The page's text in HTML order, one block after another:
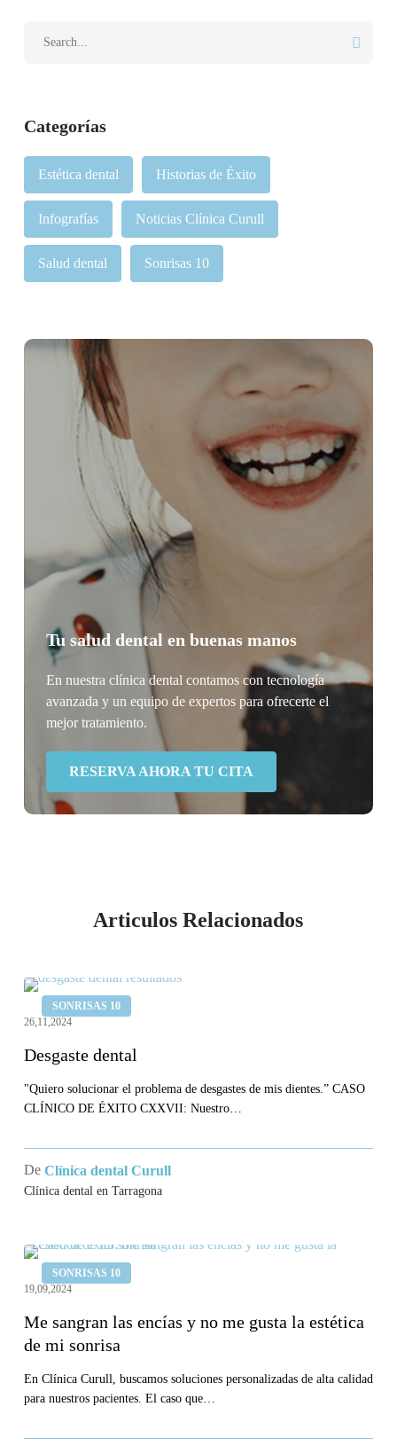
Categorías
Estética dental Historias de Éxito
Infografías Noticias Clínica Curull
Salud dental Sonrisas 10
Tu salud dental en buenas manos
En nuestra clínica dental contamos con tecnología
avanzada y un equipo de expertos para ofrecerte el
mejor tratamiento.
RESERVA AHORA TU CITA
Articulos Relacionados
SONRISAS 10
Desgaste
dental
26,11,2024
Desgaste dental
"Quiero solucionar el problema de desgastes de mis dientes.” CASO
CLÍNICO DE ÉXITO CXXVII: Nuestro…
De Clínica dental Curull
Clínica dental en Tarragona
SONRISAS 10
Me
sangran
encías
y
no
me
19,09,2024
Me sangran las encías y no me gusta la estética
de mi sonrisa
En Clínica Curull, buscamos soluciones personalizadas de alta calidad
para nuestros pacientes. El caso que…